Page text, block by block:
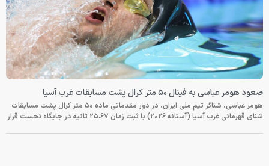
صعود هومر عباسی به فینال ۵۰ متر کرال پشت مسابقات غرب آسیا
هومر عباسی، شناگر تیم ملی ایران، در دور مقدماتی ماده ۵۰ متر کرال پشت مسابقات
شنای قهرمانی غرب آسیا (آستانه ۲۰۲۶) با ثبت زمان ۲۵.۶۷ ثانیه در جایگاه نخست قرار